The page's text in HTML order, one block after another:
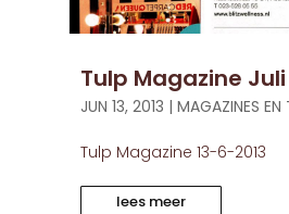
Tulp Magazine Juli
JUN 13, 2013 | MAGAZINES EN
Tulp Magazine 13-6-2013
lees meer